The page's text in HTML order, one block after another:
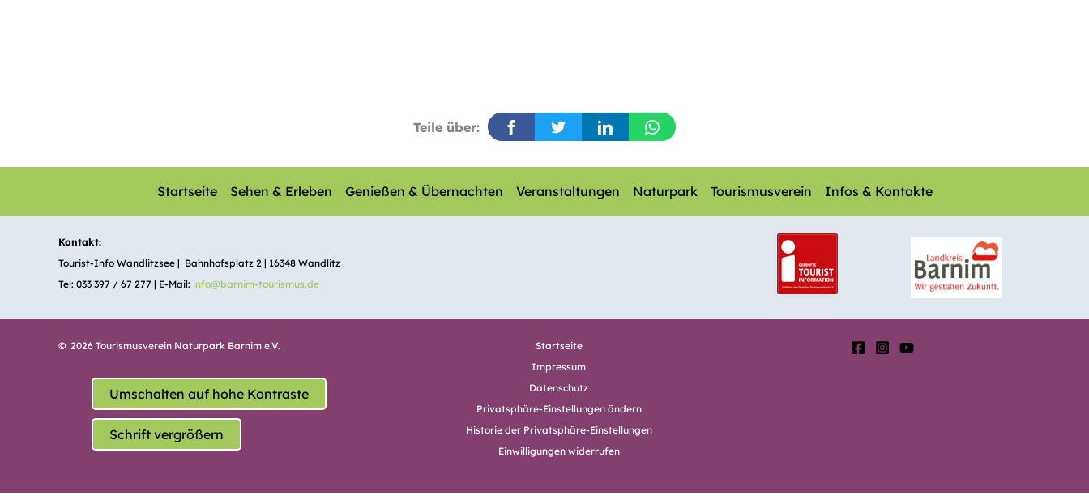
Teile über:
Startseite Sehen & Erleben Genießen & Übernachten Veranstaltungen Naturpark Tourismusverein Infos & Kontakte
Kontakt:
Tourist-Info Wandlitzsee | Bahnhofsplatz 2 | 16348 Wandlitz
Tel: 033 397 / 67 277 | E-Mail: info@barnim-tourismus.de
© 2026 Tourismusverein Naturpark Barnim e.V.
Umschalten auf hohe Kontraste
Schrift vergrößern
Startseite
Impressum
Datenschutz
Privatsphäre-Einstellungen ändern
Historie der Privatsphäre-Einstellungen
Einwilligungen widerrufen